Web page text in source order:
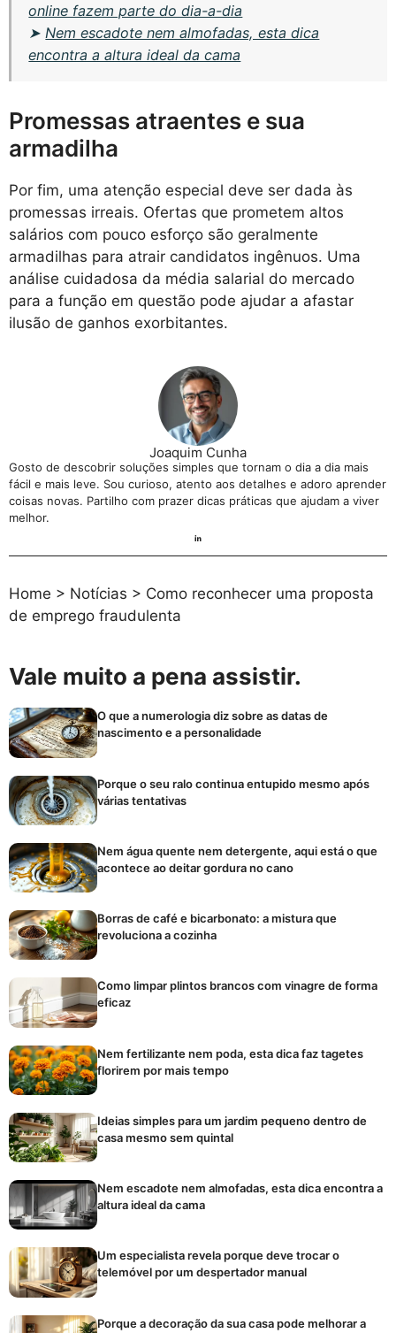
online fazem parte do dia-a-dia
➤ Nem escadote nem almofadas, esta dica
encontra a altura ideal da cama
Promessas atraentes e sua
armadilha
Por fim, uma atenção especial deve ser dada às
promessas irreais. Ofertas que prometem altos
salários com pouco esforço são geralmente
armadilhas para atrair candidatos ingênuos. Uma
análise cuidadosa da média salarial do mercado
para a função em questão pode ajudar a afastar
ilusão de ganhos exorbitantes.
Joaquim Cunha
Gosto de descobrir soluções simples que tornam o dia a dia mais
fácil e mais leve. Sou curioso, atento aos detalhes e adoro aprender
coisas novas. Partilho com prazer dicas práticas que ajudam a viver
melhor.
Home > Notícias > Como reconhecer uma proposta
de emprego fraudulenta
Vale muito a pena assistir.
O que a numerologia diz sobre as datas de
nascimento e a personalidade
Porque o seu ralo continua entupido mesmo após
várias tentativas
Nem água quente nem detergente, aqui está o que
acontece ao deitar gordura no cano
Borras de café e bicarbonato: a mistura que
revoluciona a cozinha
Como limpar plintos brancos com vinagre de forma
eficaz
Nem fertilizante nem poda, esta dica faz tagetes
florirem por mais tempo
Ideias simples para um jardim pequeno dentro de
casa mesmo sem quintal
Nem escadote nem almofadas, esta dica encontra a
altura ideal da cama
Um especialista revela porque deve trocar o
telemóvel por um despertador manual
Porque a decoração da sua casa pode melhorar a